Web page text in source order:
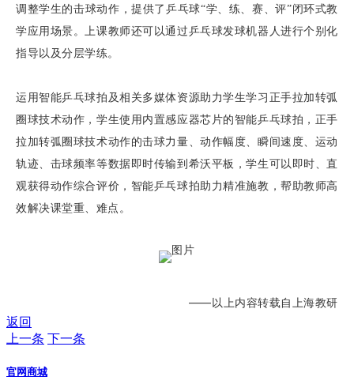
调整学生的击球动作，提供了乒乓球“学、练、赛、评”闭环式教
学应用场景。上课教师还可以通过乒乓球发球机器人进行个别化
指导以及分层学练。
运用智能乒乓球拍及相关多媒体资源助力学生学习正手拉加转弧
圈球技术动作，学生使用内置感应器芯片的智能乒乓球拍，正手
拉加转弧圈球技术动作的击球力量、动作幅度、瞬间速度、运动
轨迹、击球频率等数据即时传输到希沃平板，学生可以即时、直
观获得动作综合评价，智能乒乓球拍助力精准施教，帮助教师高
效解决课堂重、难点。
——以上内容转载自上海教研
返回
上一条 下一条
官网商城